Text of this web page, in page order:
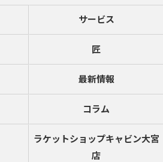
サービス
匠
最新情報
コラム
ラケットショップキャビン大宮
店